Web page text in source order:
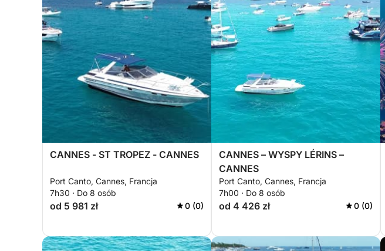
CANNES - ST TROPEZ - CANNES
Port Canto, Cannes, Francja
7h30 · Do 8 osób
od 5 981 zł 0 (0)
CANNES – WYSPY LÉRINS –
CANNES
Port Canto, Cannes, Francja
7h00 · Do 8 osób
od 4 426 zł 0 (0)